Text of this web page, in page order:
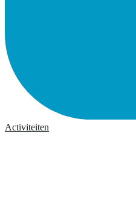
Activiteiten